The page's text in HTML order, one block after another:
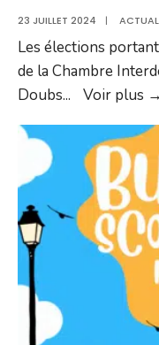
23 JUILLET 2024 |
Les élections
de la Chambre
Doubs... Voir plus →